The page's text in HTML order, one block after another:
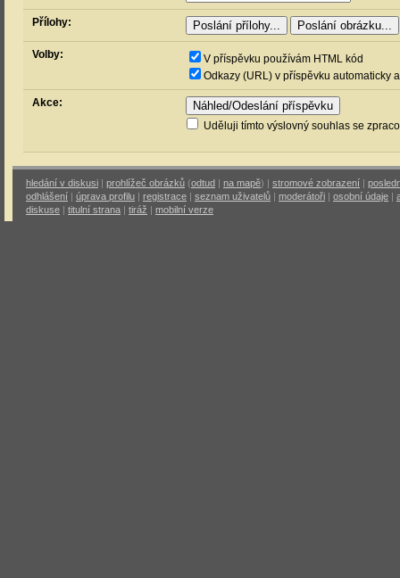
Přílohy:
Volby:
V příspěvku používám HTML kód
Odkazy (URL) v příspěvku automaticky
Akce:
Uděluji tímto výslovný souhlas se
hledání v diskusi | prohlížeč obrázků (odtud | na mapě) | stromové zobrazení |
odhlášení | úprava profilu | registrace | seznam uživatelů | moderátoři | osobní údaje |
diskuse | titulní strana | tiráž | mobilní verze